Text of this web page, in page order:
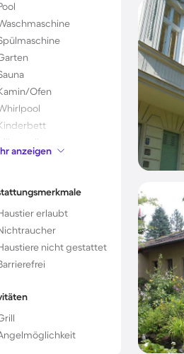
Ofen
Klimaanlage
anzeigen
erlaubt
nicht gestattet